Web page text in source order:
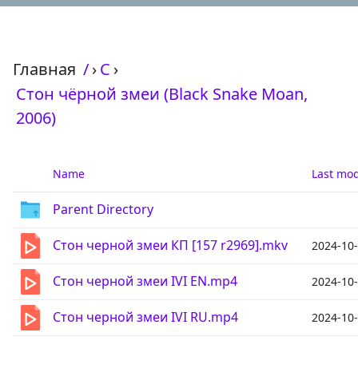
Главная /›С ›
Стон чёрной змеи (Black Snake Moan,
2006)
Name Last
Parent Directory
Стон черной змеи КП [157 r2969].mkv 2024-
Стон черной змеи IVI EN.mp4 2024-
Стон черной змеи IVI RU.mp4 2024-